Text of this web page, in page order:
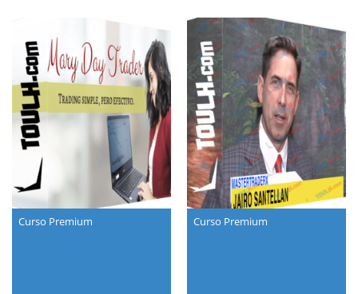
Curso Premium Curso Premium